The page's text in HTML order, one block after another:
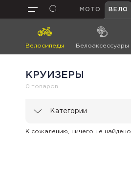
МОТО ВЕЛО
Велосипеды Велоаксессуары
КРУИЗЕРЫ
0 товаров
Категории
К сожалению, ничего не найдено